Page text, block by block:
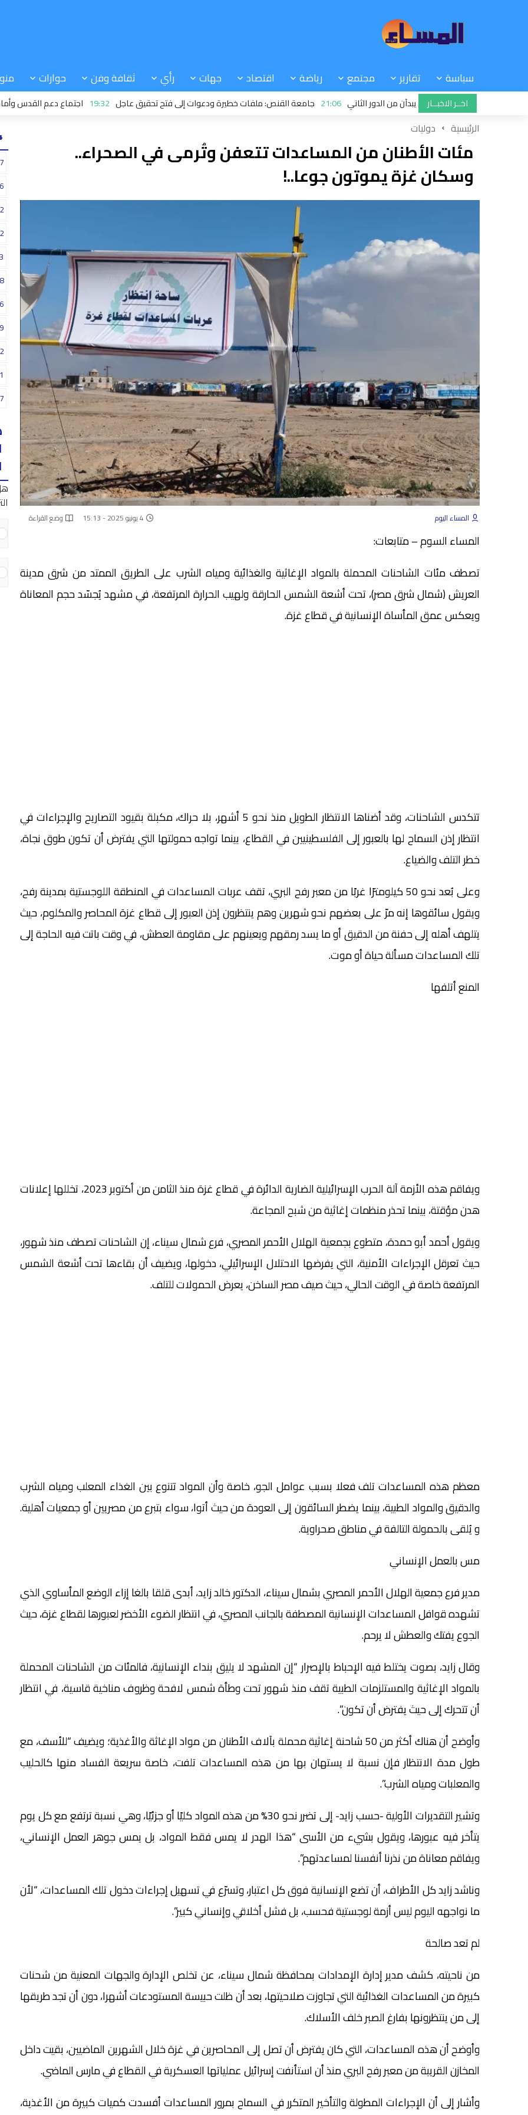
سياسة تقارير مجتمع رياضة اقتصاد جهات رأي ثقافة وفن حوارات
اخــر الاخبــار
والجيش الملكي يبدآن من الدور الثاني 21:06 جامعة القنص: ملفات خطيرة ودعوات إلى فتح تحقيق عاجل 19:32 اجتماع دعم القدس وأماكنها
تسجيل طلبات الحصول على الدعم الإضافي
الرئيسية دوليات
مئات الأطنان من المساعدات تتعفن وتُرمى في الصحراء..
وسكان غزة يموتون جوعا..!
المساء اليوم 4 يونيو 2025 - 15:13 وضع القراءة
المساء السوم – متابعات:
تصطف مئات الشاحنات المحملة بالمواد الإغاثية والغذائية ومياه الشرب على الطريق الممتد من شرق مدينة
العريش (شمال شرق مصر)، تحت أشعة الشمس الحارقة ولهيب الحرارة المرتفعة، في مشهد يُجسّد حجم المعاناة
ويعكس عمق المأساة الإنسانية في قطاع غزة.
تتكدس الشاحنات، وقد أضناها الانتظار الطويل منذ نحو 5 أشهر، بلا حراك، مكبلة بقيود التصاريح والإجراءات في
انتظار إذن السماح لها بالعبور إلى الفلسطينيين في القطاع، بينما تواجه حمولتها التي يفترض أن تكون طوق نجاة،
خطر التلف والضياع.
وعلى بُعد نحو 50 كيلومترًا غربًا من معبر رفح البري، تقف عربات المساعدات في المنطقة اللوجستية بمدينة رفح،
ويقول سائقوها إنه مرّ على بعضهم نحو شهرين وهم ينتظرون إذن العبور إلى قطاع غزة المحاصر والمكلوم، حيث
يتلهف أهله إلى حفنة من الدقيق أو ما يسد رمقهم ويعينهم على مقاومة العطش، في وقت باتت فيه الحاجة إلى
تلك المساعدات مسألة حياة أو موت.
المنع أتلفها
ويفاقم هذه الأزمة آلة الحرب الإسرائيلية الضارية الدائرة في قطاع غزة منذ الثامن من أكتوبر 2023، تخللها إعلانات
هدن مؤقتة، بينما تحذر منظمات إغاثية من شبح المجاعة.
ويقول أحمد أبو حمدة، متطوع بجمعية الهلال الأحمر المصري، فرع شمال سيناء، إن الشاحنات تصطف منذ شهور،
حيث تعرقل الإجراءات الأمنية، التي يفرضها الاحتلال الإسرائيلي، دخولها، ويضيف أن بقاءها تحت أشعة الشمس
المرتفعة خاصة في الوقت الحالي، حيث صيف مصر الساخن، يعرض الحمولات للتلف.
معظم هذه المساعدات تلف فعلا بسبب عوامل الجو، خاصة وأن المواد تتنوع بين الغذاء المعلب ومياه الشرب
والدقيق والمواد الطبية، بينما يضطر السائقون إلى العودة من حيث أتوا، سواء بتبرع من مصريين أو جمعيات أهلية.
و يُلقى بالحمولة التالفة في مناطق صحراوية.
مس بالعمل الإنساني
مدير فرع جمعية الهلال الأحمر المصري بشمال سيناء، الدكتور خالد زايد، أبدى قلقا بالغا إزاء الوضع المأساوي الذي
تشهده قوافل المساعدات الإنسانية المصطفة بالجانب المصري، في انتظار الضوء الأخضر لعبورها لقطاع غزة، حيث
الجوع يفتك والعطش لا يرحم.
وقال زايد، بصوت يختلط فيه الإحباط بالإصرار “إن المشهد لا يليق بنداء الإنسانية، فالمئات من الشاحنات المحملة
بالمواد الإغاثية والمستلزمات الطبية تقف منذ شهور تحت وطأة شمس لافحة وظروف مناخية قاسية، في انتظار
أن تتحرك إلى حيث يفترض أن تكون”.
وأوضح أن هناك أكثر من 50 شاحنة إغاثية محملة بآلاف الأطنان من مواد الإغاثة والأغذية؛ ويضيف “للأسف، مع
طول مدة الانتظار فإن نسبة لا يستهان بها من هذه المساعدات تلفت، خاصة سريعة الفساد منها كالحليب
والمعلبات ومياه الشرب”.
وتشير التقديرات الأولية -حسب زايد- إلى تضرر نحو 30% من هذه المواد كليًا أو جزئيًا، وهي نسبة ترتفع مع كل يوم
يتأخر فيه عبورها، ويقول بشيء من الأسى “هذا الهدر لا يمس فقط المواد، بل يمس جوهر العمل الإنساني،
ويفاقم معاناة من نذرنا أنفسنا لمساعدتهم”.
وناشد زايد كل الأطراف، أن تضع الإنسانية فوق كل اعتبار، وتسرّع في تسهيل إجراءات دخول تلك المساعدات، “لأن
ما نواجهه اليوم ليس أزمة لوجستية فحسب، بل فشل أخلاقي وإنساني كبير”.
لم تعد صالحة
من ناحيته، كشف مدير إدارة الإمدادات بمحافظة شمال سيناء، عن تخلص الإدارة والجهات المعنية من شحنات
كبيرة من المساعدات الغذائية التي تجاوزت صلاحيتها، بعد أن ظلت حبيسة المستودعات أشهرا، دون أن تجد طريقها
إلى من ينتظرونها بفارغ الصبر خلف الأسلاك.
وأوضح أن هذه المساعدات، التي كان يفترض أن تصل إلى المحاصرين في غزة خلال الشهرين الماضيين، بقيت داخل
المخازن القريبة من معبر رفح البري منذ أن استأنفت إسرائيل عملياتها العسكرية في القطاع في مارس الماضي.
وأشار إلى أن الإجراءات المطولة والتأخير المتكرر في السماح بمرور المساعدات أفسدت كميات كبيرة من الأغذية،